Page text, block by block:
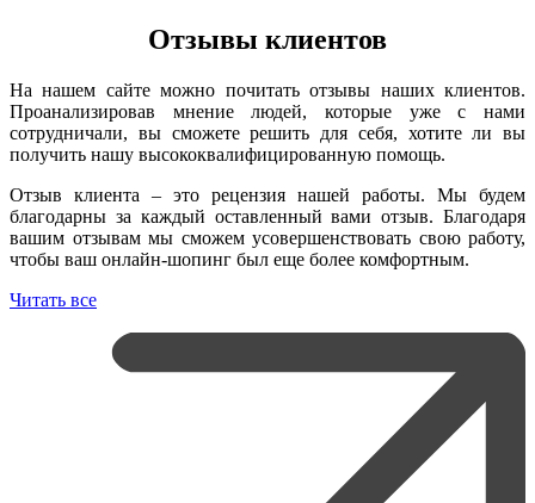
Отзывы клиентов
На нашем сайте можно почитать отзывы наших клиентов.
Проанализировав мнение людей, которые уже с нами
сотрудничали, вы сможете решить для себя, хотите ли вы
получить нашу высококвалифицированную помощь.
Отзыв клиента – это рецензия нашей работы. Мы будем
благодарны за каждый оставленный вами отзыв. Благодаря
вашим отзывам мы сможем усовершенствовать свою работу,
чтобы ваш онлайн-шопинг был еще более комфортным.
Читать все